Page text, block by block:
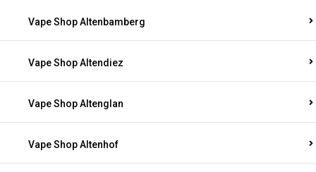
Vape Shop Altenbamberg
Vape Shop Altendiez
Vape Shop Altenglan
Vape Shop Altenhof